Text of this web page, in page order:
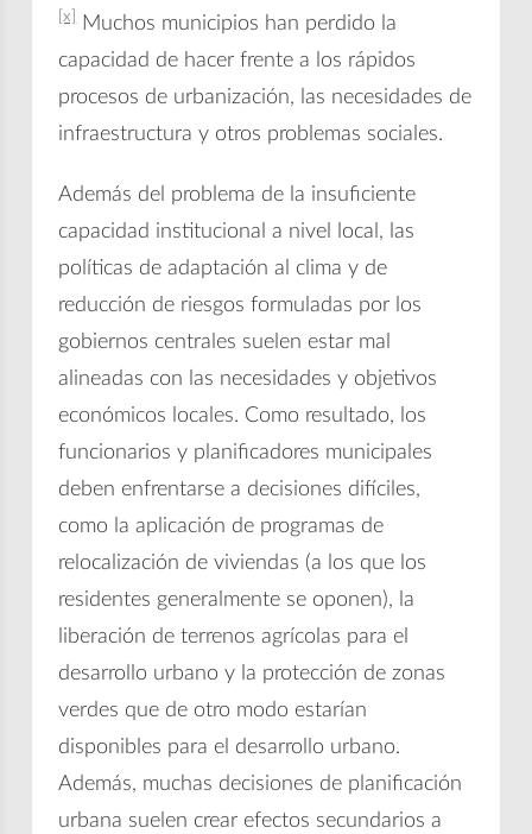
[x] Muchos municipios han perdido la
capacidad de hacer frente a los rápidos
procesos de urbanización, las necesidades de
infraestructura y otros problemas sociales.
Además del problema de la insuficiente
capacidad institucional a nivel local, las
políticas de adaptación al clima y de
reducción de riesgos formuladas por los
gobiernos centrales suelen estar mal
alineadas con las necesidades y objetivos
económicos locales. Como resultado, los
funcionarios y planificadores municipales
deben enfrentarse a decisiones difíciles,
como la aplicación de programas de
relocalización de viviendas (a los que los
residentes generalmente se oponen), la
liberación de terrenos agrícolas para el
desarrollo urbano y la protección de zonas
verdes que de otro modo estarían
disponibles para el desarrollo urbano.
Además, muchas decisiones de planificación
urbana suelen crear efectos secundarios a